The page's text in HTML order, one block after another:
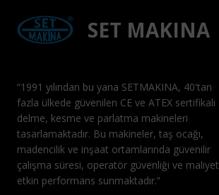
SET MAKINA
“1991 yılından bu yana SETMAKINA, 40'tan
fazla ülkede güvenilen CE ve ATEX sertifikalı
delme, kesme ve parlatma makineleri
tasarlamaktadır. Bu makineler, taş ocağı,
madencilik ve inşaat ortamlarında güvenilir
çalışma süresi, operatör güvenliği ve maliyet
etkin performans sunmaktadır.”